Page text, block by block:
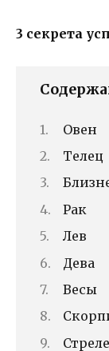
3 секрета
Овен
Телец
Рак
Лев
Дева
Весы